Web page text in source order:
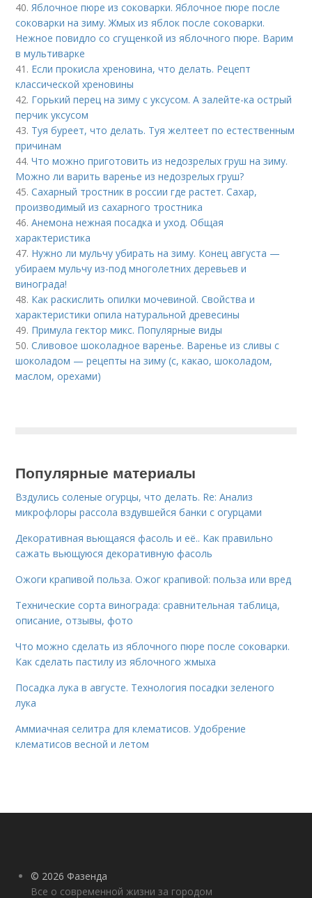
40.Яблочное пюре из соковарки. Яблочное пюре после
соковарки на зиму. Жмых из яблок после соковарки.
Нежное повидло со сгущенкой из яблочного пюре. Варим
в мультиварке
41. Если прокисла хреновина, что делать. Рецепт
классической хреновины
42. Горький перец на зиму с уксусом. А залейте-ка острый
перчик уксусом
43. Туя буреет, что делать. Туя желтеет по естественным
причинам
44.Что можно приготовить из недозрелых груш на зиму.
Можно ли варить варенье из недозрелых груш?
45.Сахарный тростник в россии где растет. Сахар,
производимый из сахарного тростника
46.Анемона нежная посадка и уход. Общая
характеристика
47. Нужно ли мульчу убирать на зиму. Конец августа —
убираем мульчу из-под многолетних деревьев и
винограда!
48. Как раскислить опилки мочевиной. Свойства и
характеристики опила натуральной древесины
49. Примула гектор микс. Популярные виды
50.Сливовое шоколадное варенье. Варенье из сливы с
шоколадом — рецепты на зиму (с, какао, шоколадом,
маслом, орехами)
Популярные материалы
Вздулись соленые огурцы, что делать. Re: Анализ
микрофлоры рассола вздувшейся банки с огурцами
Декоративная вьющаяся фасоль и её.. Как правильно
сажать вьющуюся декоративную фасоль
Ожоги крапивой польза. Ожог крапивой: польза или вред
Технические сорта винограда: сравнительная таблица,
описание, отзывы, фото
Что можно сделать из яблочного пюре после соковарки.
Как сделать пастилу из яблочного жмыха
Посадка лука в августе. Технология посадки зеленого
лука
Аммиачная селитра для клематисов. Удобрение
клематисов весной и летом
© 2026 Фазенда
Все о современной жизни за городом